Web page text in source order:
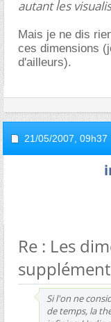
autant les
Mais je ne dis
ces dimensions
d'ailleurs).
21/05/2007, 09h37
Re : Les
Si l'on ne
de temps, la